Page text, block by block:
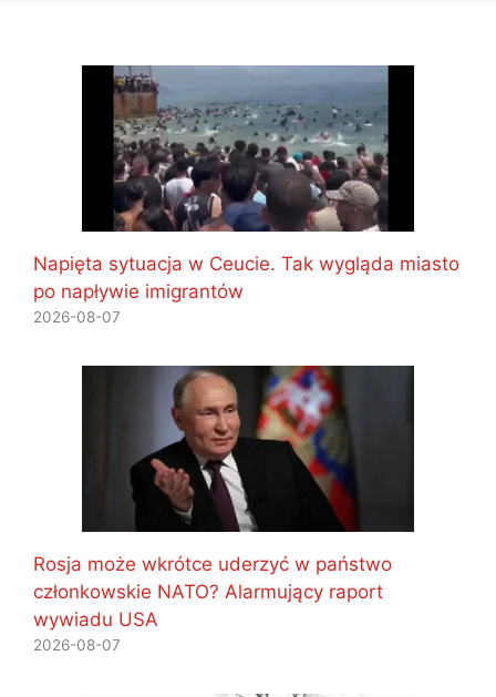
Napięta sytuacja w Ceucie. Tak wygląda miasto
po napływie imigrantów
2026-08-07
Rosja może wkrótce uderzyć w państwo
członkowskie NATO? Alarmujący raport
wywiadu USA
2026-08-07